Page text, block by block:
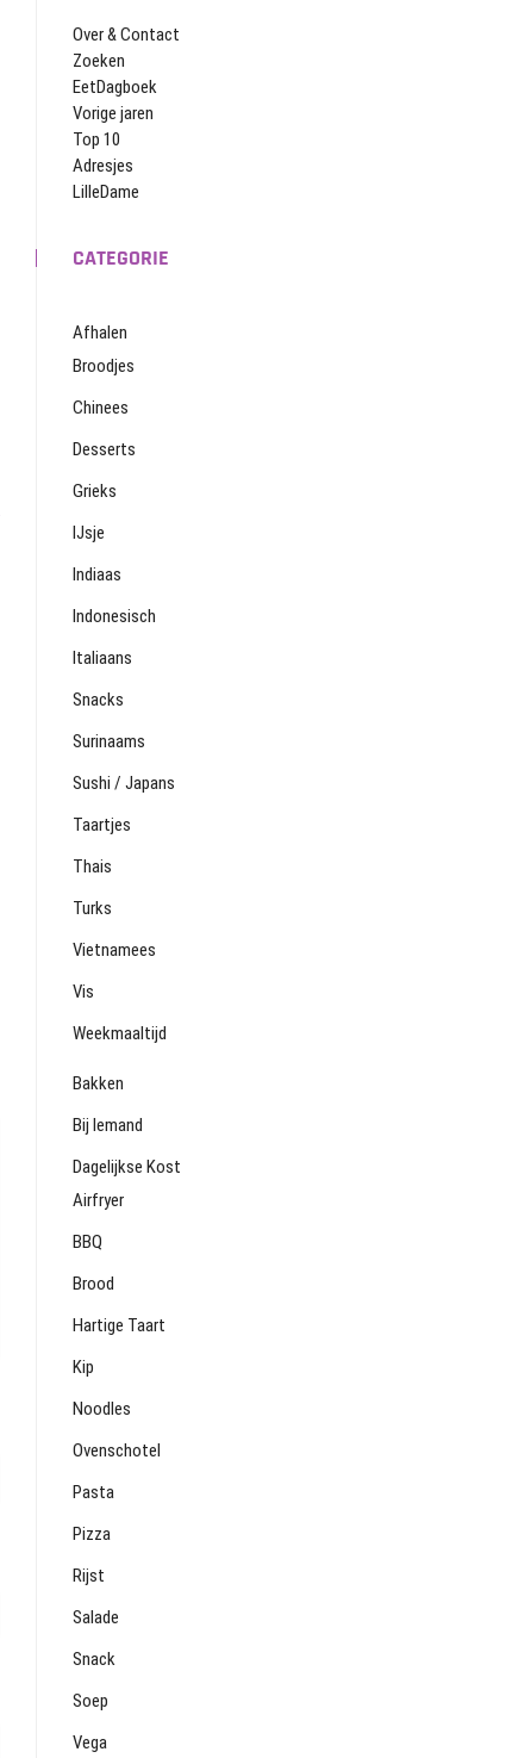
Over & Contact
Zoeken
EetDagboek
Vorige jaren
Top 10
Adresjes
LilleDame
CATEGORIE
Afhalen
Broodjes
Chinees
Desserts
Grieks
IJsje
Indiaas
Indonesisch
Italiaans
Snacks
Surinaams
Sushi / Japans
Taartjes
Thais
Turks
Vietnamees
Vis
Weekmaaltijd
Bakken
Bij Iemand
Dagelijkse Kost
Airfryer
BBQ
Brood
Hartige Taart
Kip
Noodles
Ovenschotel
Pasta
Pizza
Rijst
Salade
Snack
Soep
Vega